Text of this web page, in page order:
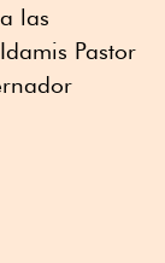
las
Pastor